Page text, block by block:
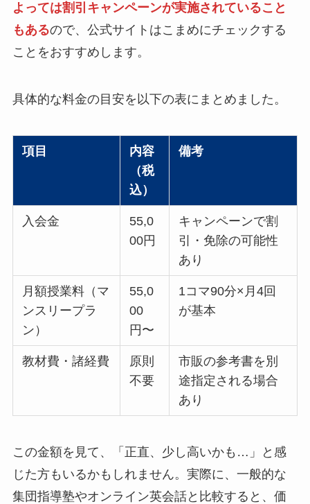
よっては割引キャンペーンが実施されていること
もあるので、公式サイトはこまめにチェックする
ことをおすすめします。
具体的な料金の目安を以下の表にまとめました。
項目
内容
（税
込）
備考
入会金
55,0
00円
キャンペーンで割
引・免除の可能性
あり
月額授業料（マ
ンスリープラ
ン）
55,0
00
円〜
1コマ90分×月4回
が基本
教材費・諸経費
原則
不要
市販の参考書を別
途指定される場合
あり
この金額を見て、「正直、少し高いかも…」と感
じた方もいるかもしれません。実際に、一般的な
集団指導塾やオンライン英会話と比較すると、価